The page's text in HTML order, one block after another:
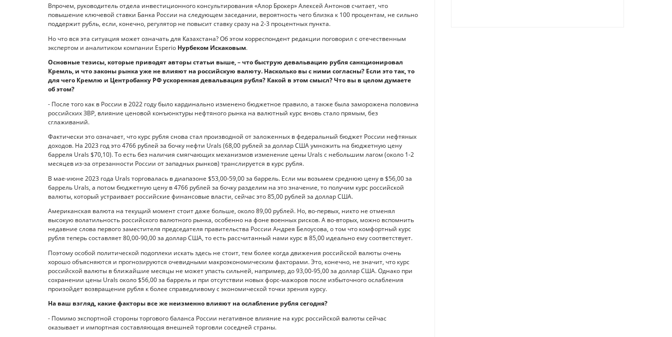
Впрочем, руководитель отдела инвестиционного консультирования «Алор Брокер» Алексей Антонов считает, что
повышение ключевой ставки Банка России на следующем заседании, вероятность чего близка к 100 процентам, не сильно
поддержит рубль, если, конечно, регулятор не повысит ставку сразу на 2-3 процентных пункта.
Но что вся эта ситуация может означать для Казахстана? Об этом корреспондент редакции поговорил с отечественным
экспертом и аналитиком компании Esperio Нурбеком Искаковым.
Основные тезисы, которые приводят авторы статьи выше, – что быструю девальвацию рубля санкционировал
Кремль, и что законы рынка уже не влияют на российскую валюту. Насколько вы с ними согласны? Если это так, то
для чего Кремлю и Центробанку РФ ускоренная девальвация рубля? Какой в этом смысл? Что вы в целом думаете
об этом?
- После того как в России в 2022 году было кардинально изменено бюджетное правило, а также была заморожена половина
российских ЗВР, влияние ценовой конъюнктуры нефтяного рынка на валютный курс вновь стало прямым, без
сглаживаний.
Фактически это означает, что курс рубля снова стал производной от заложенных в федеральный бюджет России нефтяных
доходов. На 2023 год это 4766 рублей за бочку нефти Urals (68,00 рублей за доллар США умножить на бюджетную цену
барреля Urals $70,10). То есть без наличия смягчающих механизмов изменение цены Urals с небольшим лагом (около 1-2
месяцев из-за отрезанности России от западных рынков) транслируется в курс рубля.
В мае-июне 2023 года Urals торговалась в диапазоне $53,00-59,00 за баррель. Если мы возьмем среднюю цену в $56,00 за
баррель Urals, а потом бюджетную цену в 4766 рублей за бочку разделим на это значение, то получим курс российской
валюты, который устраивает российские финансовые власти, сейчас это 85,00 рублей за доллар США.
Американская валюта на текущий момент стоит даже больше, около 89,00 рублей. Но, во-первых, никто не отменял
высокую волатильность российского валютного рынка, особенно на фоне военных рисков. А во-вторых, можно вспомнить
недавние слова первого заместителя председателя правительства России Андрея Белоусова, о том что комфортный курс
рубля теперь составляет 80,00-90,00 за доллар США, то есть рассчитанный нами курс в 85,00 идеально ему соответствует.
Поэтому особой политической подоплеки искать здесь не стоит, тем более когда движения российской валюты очень
хорошо объясняются и прогнозируются очевидными макроэкономическим факторами. Это, конечно, не значит, что курс
российской валюты в ближайшие месяцы не может упасть сильней, например, до 93,00-95,00 за доллар США. Однако при
сохранении цены Urals около $56,00 за баррель и при отсутствии новых форс-мажоров после избыточного ослабления
произойдет возвращение рубля к более справедливому с экономической точки зрения курсу.
На ваш взгляд, какие факторы все же неизменно влияют на ослабление рубля сегодня?
- Помимо экспортной стороны торгового баланса России негативное влияние на курс российской валюты сейчас
оказывает и импортная составляющая внешней торговли соседней страны.